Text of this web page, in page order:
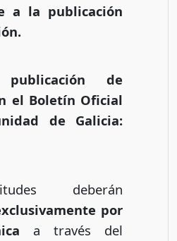
a la publicación
de
el Boletín Oficial
de Galicia:
deberán
por
a través del